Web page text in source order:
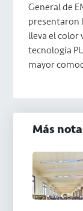
General de
presentaron
lleva el color
tecnología
mayor
Más